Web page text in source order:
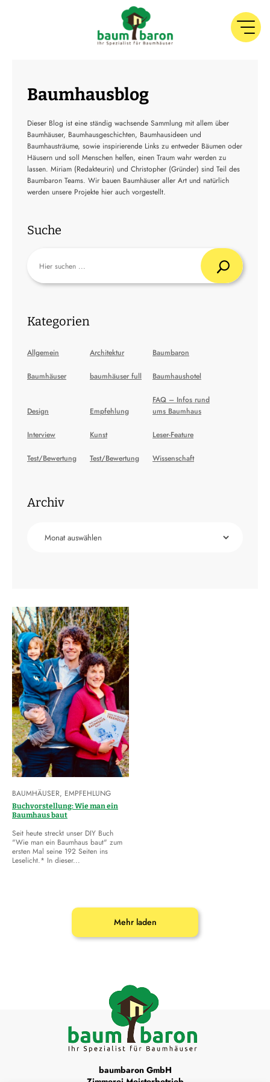
Baumhausblog
Dieser Blog ist eine ständig wachsende Sammlung mit allem über
Baumhäuser, Baumhausgeschichten, Baumhausideen und
Baumhausträume, sowie inspirierende Links zu entweder Bäumen oder
Häusern und soll Menschen helfen, einen Traum wahr werden zu
lassen. Miriam (Redakteurin) und Christopher (Gründer) sind Teil des
Baumbaron Teams. Wir bauen Baumhäuser aller Art und natürlich
werden unsere Projekte hier auch vorgestellt.
Suche
Kategorien
Allgemein Architektur Baumbaron
Baumhäuser baumhäuser full Baumhaushotel
Design Empfehlung
FAQ – Infos rund
ums Baumhaus
Interview Kunst Leser-Feature
Test/Bewertung Test/Bewertung Wissenschaft
Archiv
Archiv
Buchvorstellung: Wie man ein
Baumhaus baut
BAUMHÄUSER, EMPFEHLUNG
Seit heute streckt unser DIY Buch
"Wie man ein Baumhaus baut" zum
ersten Mal seine 192 Seiten ins
Leselicht.* In dieser...
Mehr laden
baumbaron GmbH